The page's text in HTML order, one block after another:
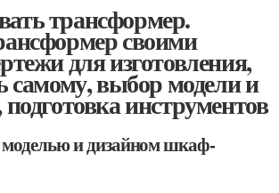
трансформер.
своими
для изготовления,
самому, выбор модели и
инструментов
моделью и дизайном шкаф-